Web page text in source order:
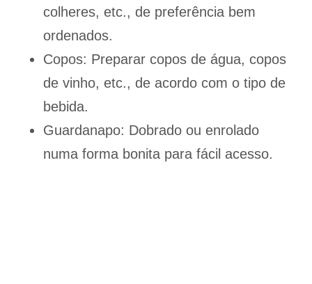
colheres, etc., de preferência bem
ordenados.
Copos: Preparar copos de água, copos
de vinho, etc., de acordo com o tipo de
bebida.
Guardanapo: Dobrado ou enrolado
numa forma bonita para fácil acesso.